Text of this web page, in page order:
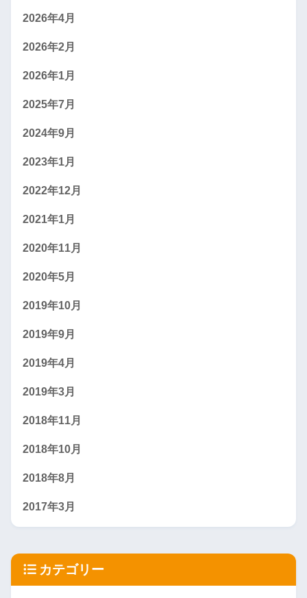
2026年4月
2026年2月
2026年1月
2025年7月
2024年9月
2023年1月
2022年12月
2021年1月
2020年11月
2020年5月
2019年10月
2019年9月
2019年4月
2019年3月
2018年11月
2018年10月
2018年8月
2017年3月
カテゴリー